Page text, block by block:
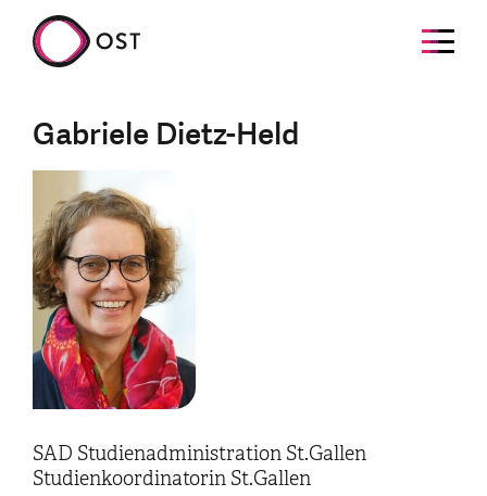
Gabriele Dietz-Held
SAD Studienadministration St.Gallen
Studienkoordinatorin St.Gallen